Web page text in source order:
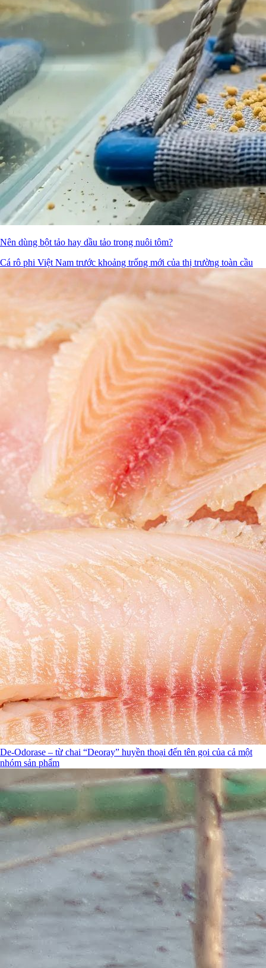
Nên dùng bột tảo hay dầu tảo trong nuôi tôm?
Cá rô phi Việt Nam trước khoảng trống mới của thị trường toàn cầu
De-Odorase – từ chai “Deoray” huyền thoại đến tên gọi của cả một
nhóm sản phẩm